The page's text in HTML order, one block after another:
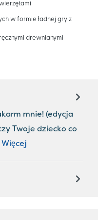
w formie ładnej gry z
drewnianymi
mnie! (edycja
Twoje dziecko co
Więcej